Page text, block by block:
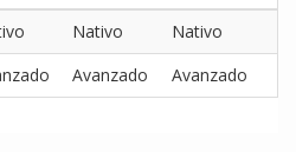
Nativo
Nativo
Avanzado Avanzado